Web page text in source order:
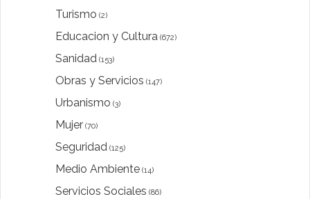
Turismo (2)
Educacion y Cultura (672)
Sanidad (153)
Obras y Servicios (147)
Urbanismo (3)
Mujer (70)
Seguridad (125)
Medio Ambiente (14)
Servicios Sociales (86)